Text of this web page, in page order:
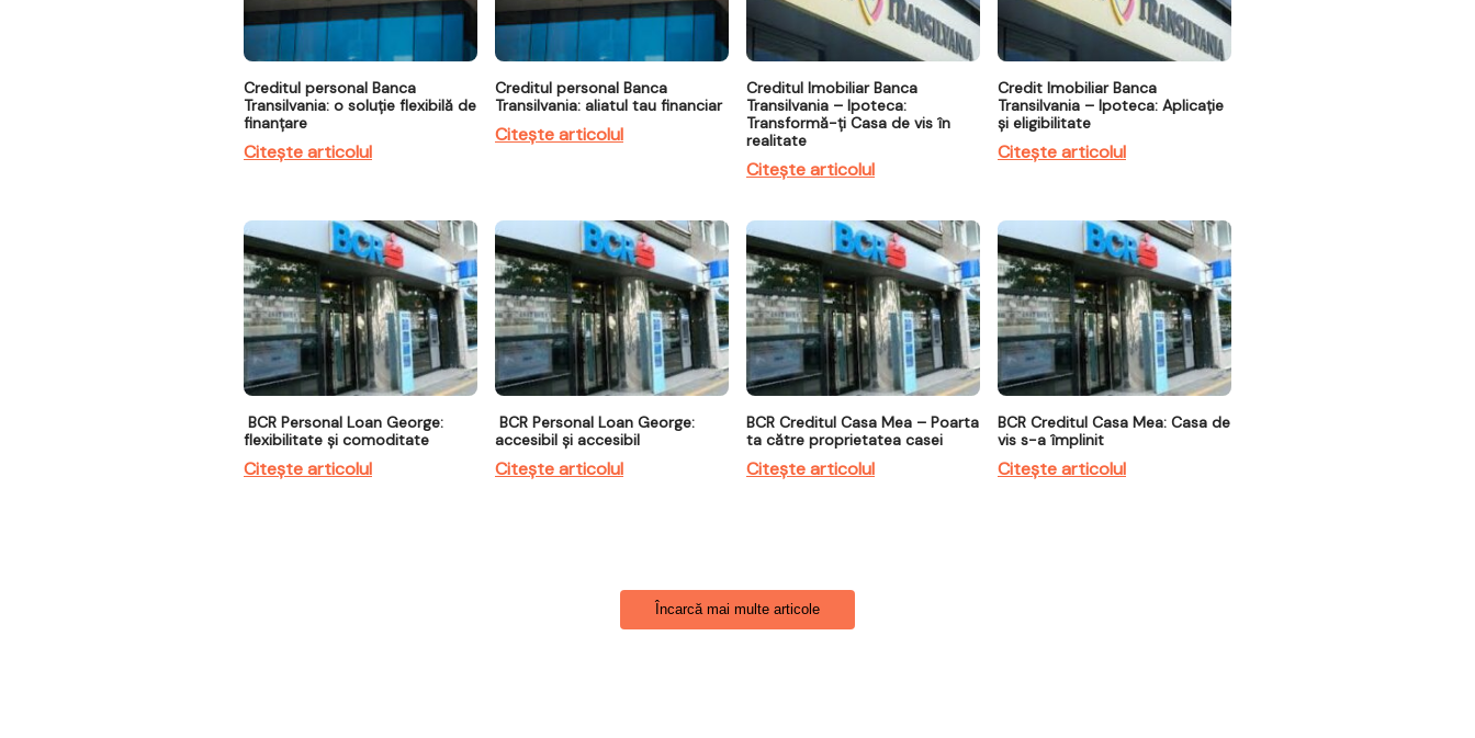
Creditul personal Banca
Transilvania: o soluție flexibilă de
finanțare
Citește articolul
Creditul personal Banca
Transilvania: aliatul tau financiar
Citește articolul
Creditul Imobiliar Banca
Transilvania – Ipoteca:
Transformă-ți Casa de vis în
realitate
Citește articolul
Credit Imobiliar Banca
Transilvania – Ipoteca: Aplicație
și eligibilitate
Citește articolul
BCR Personal Loan George:
flexibilitate și comoditate
Citește articolul
BCR Personal Loan George:
accesibil și accesibil
Citește articolul
BCR Creditul Casa Mea – Poarta
ta către proprietatea casei
Citește articolul
BCR Creditul Casa Mea: Casa de
vis s-a împlinit
Citește articolul
Încarcă mai multe articole